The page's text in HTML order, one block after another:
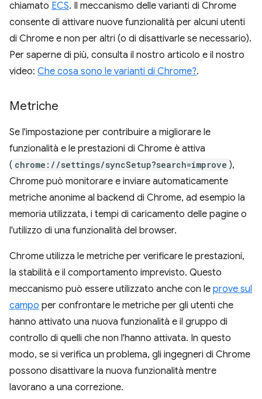
chiamato ECS. Il meccanismo delle varianti di Chrome
consente di attivare nuove funzionalità per alcuni utenti
di Chrome e non per altri (o di disattivarle se necessario).
Per saperne di più, consulta il nostro articolo e il nostro
video: Che cosa sono le varianti di Chrome?.
Metriche
Se l'impostazione per contribuire a migliorare le
funzionalità e le prestazioni di Chrome è attiva
( chrome://settings/syncSetup?search=improve ),
Chrome può monitorare e inviare automaticamente
metriche anonime al backend di Chrome, ad esempio la
memoria utilizzata, i tempi di caricamento delle pagine o
l'utilizzo di una funzionalità del browser.
Chrome utilizza le metriche per verificare le prestazioni,
la stabilità e il comportamento imprevisto. Questo
meccanismo può essere utilizzato anche con le prove sul
campo per confrontare le metriche per gli utenti che
hanno attivato una nuova funzionalità e il gruppo di
controllo di quelli che non l'hanno attivata. In questo
modo, se si verifica un problema, gli ingegneri di Chrome
possono disattivare la nuova funzionalità mentre
lavorano a una correzione.